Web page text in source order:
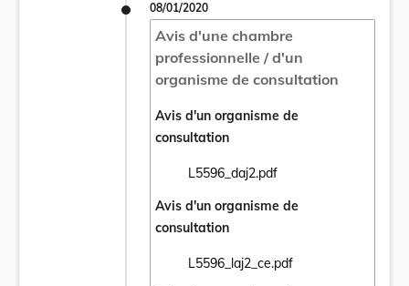
08/01/2020
Avis d'une chambre
professionnelle / d'un
organisme de consultation
Avis d'un organisme de
consultation
L5596_daj2.pdf
Ouvrir le document L5596_daj2.pdf dans
Avis d'un organisme de
consultation
L5596_laj2_ce.pdf
Ouvrir le document L5596_laj2_ce.pdf